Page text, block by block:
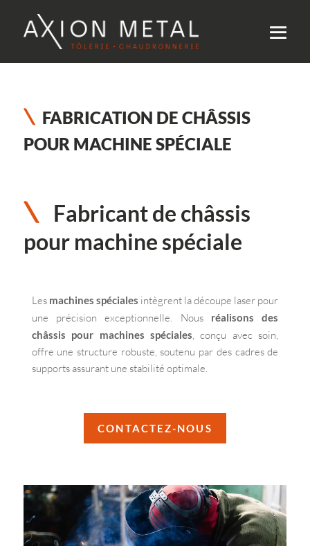
FABRICATION DE CHÂSSIS
POUR MACHINE SPÉCIALE
Fabricant de châssis
pour machine spéciale
Les machines spéciales intègrent la découpe laser pour
une précision exceptionnelle. Nous réalisons des
châssis pour machines spéciales , conçu avec soin,
offre une structure robuste, soutenu par des cadres de
supports assurant une stabilité optimale.
CONTACTEZ-NOUS